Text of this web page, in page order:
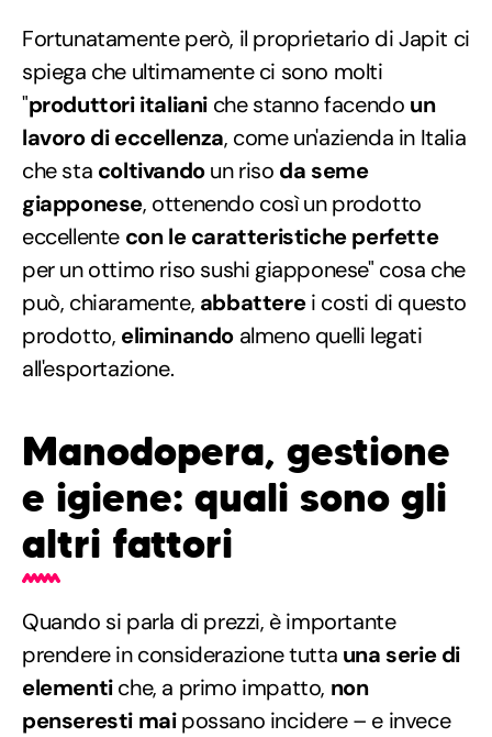
Fortunatamente però, il proprietario di Japit ci
spiega che ultimamente ci sono molti
"produttori italiani che stanno facendo un
lavoro di eccellenza, come un'azienda in Italia
che sta coltivandoun riso da seme
giapponese, ottenendo così un prodotto
eccellente con le caratteristiche perfette
per un ottimo riso sushi giapponese" cosa che
può, chiaramente, abbatterei costi di questo
prodotto, eliminando almeno quelli legati
all'esportazione.
Manodopera, gestione
e igiene: quali sono gli
altri fattori
Quando si parla di prezzi, è importante
prendere in considerazione tutta una serie di
elementiche, a primo impatto, non
penseresti maipossano incidere – e invece